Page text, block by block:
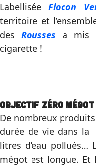
LabelliséeFlocon
territoire et
desRousses a mis
cigarette !
Objectif zéro mégot
De nombreux produits
durée de vie dans la
litres d’eau pollués…
mégot est longue. Et